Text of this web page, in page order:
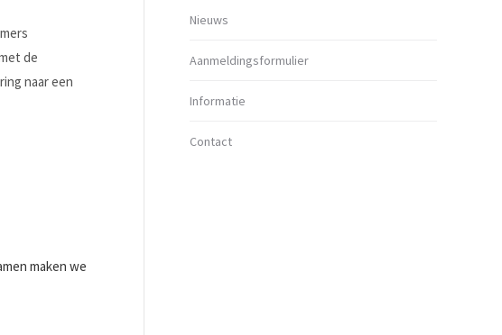
de
naar een
maken we
Nieuws
Aanmeldingsformulier
Informatie
Contact